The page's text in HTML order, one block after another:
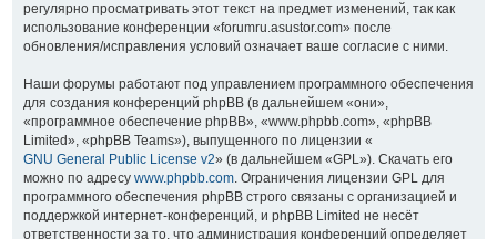
регулярно просматривать этот текст на предмет изменений, так как
использование конференции «forumru.asustor.com» после
обновления/исправления условий означает ваше согласие с ними.
Наши форумы работают под управлением программного обеспечения
для создания конференций phpBB (в дальнейшем «они»,
«программное обеспечение phpBB», «www.phpbb.com», «phpBB
Limited», «phpBB Teams»), выпущенного по лицензии «
GNU General Public License v2» (в дальнейшем «GPL»). Скачать его
можно по адресу www.phpbb.com. Ограничения лицензии GPL для
программного обеспечения phpBB строго связаны с организацией и
поддержкой интернет-конференций, и phpBB Limited не несёт
ответственности за то, что администрация конференций определяет